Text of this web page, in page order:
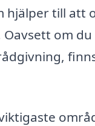
hjälper till att
om